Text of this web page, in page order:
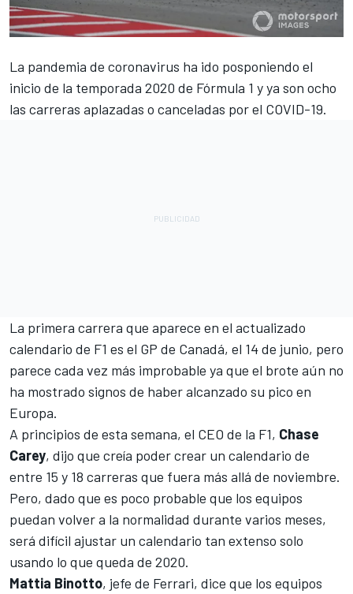
La pandemia de coronavirus ha ido posponiendo el
inicio de la temporada 2020 de Fórmula 1 y ya son ocho
las carreras aplazadas o canceladas por el COVID-19.
La primera carrera que aparece en el actualizado
calendario de F1 es el GP de Canadá, el 14 de junio, pero
parece cada vez más improbable ya que el brote aún no
ha mostrado signos de haber alcanzado su pico en
Europa.
A principios de esta semana, el CEO de la F1, Chase
Carey, dijo que creía poder crear un calendario de
entre 15 y 18 carreras que fuera más allá de noviembre.
Pero, dado que es poco probable que los equipos
puedan volver a la normalidad durante varios meses,
será difícil ajustar un calendario tan extenso solo
usando lo que queda de 2020.
Mattia Binotto, jefe de Ferrari, dice que los equipos